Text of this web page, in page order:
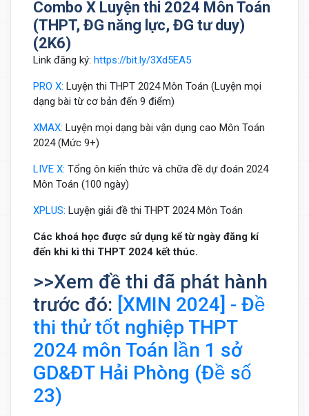
Combo X Luyện thi 2024 Môn Toán
(THPT, ĐG năng lực, ĐG tư duy)
(2K6)
Link đăng ký: https://bit.ly/3Xd5EA5
PRO X: Luyện thi THPT 2024 Môn Toán (Luyện mọi
dạng bài từ cơ bản đến 9 điểm)
XMAX: Luyện mọi dạng bài vận dụng cao Môn Toán
2024 (Mức 9+)
LIVE X: Tổng ôn kiến thức và chữa đề dự đoán 2024
Môn Toán (100 ngày)
XPLUS: Luyện giải đề thi THPT 2024 Môn Toán
Các khoá học được sử dụng kể từ ngày đăng kí
đến khi kì thi THPT 2024 kết thúc.
>>Xem đề thi đã phát hành
trước đó: [XMIN 2024] - Đề
thi thử tốt nghiệp THPT
2024 môn Toán lần 1 sở
GD&ĐT Hải Phòng (Đề số
23)